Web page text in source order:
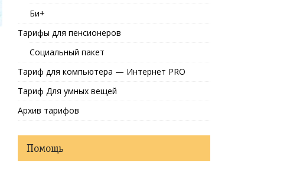
Би+
Тарифы для пенсионеров
Социальный пакет
Тариф для компьютера — Интернет PRO
Тариф Для умных вещей
Архив тарифов
Помощь